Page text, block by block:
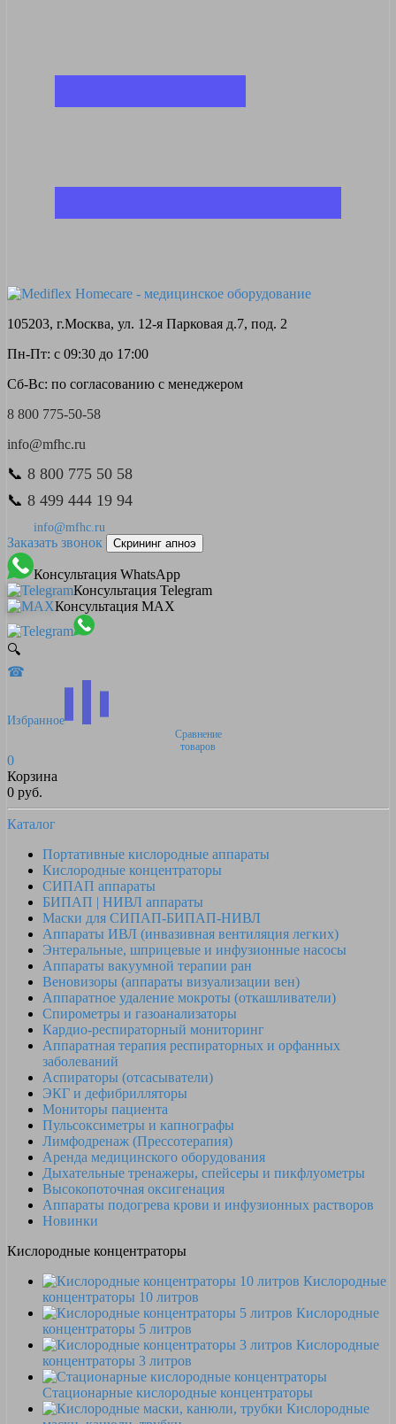
105203, г.Москва, ул. 12-я Парковая д.7, под. 2
Пн-Пт: с 09:30 до 17:00
Сб-Вс: по согласованию с менеджером
8 800 775-50-58
info@mfhc.ru
📞 8 800 775 50 58
📞 8 499 444 19 94
info@mfhc.ru
Заказать звонок Скрининг апноэ
Консультация WhatsApp
Консультация Telegram
Консультация MAX
🔍
☎
Избранное
Сравнение
товаров
0
Корзина
0 руб.
Каталог
Портативные кислородные аппараты
Кислородные концентраторы
СИПАП аппараты
БИПАП | НИВЛ аппараты
Маски для СИПАП-БИПАП-НИВЛ
Аппараты ИВЛ (инвазивная вентиляция легких)
Энтеральные, шприцевые и инфузионные насосы
Аппараты вакуумной терапии ран
Веновизоры (аппараты визуализации вен)
Аппаратное удаление мокроты (откашливатели)
Спирометры и газоанализаторы
Кардио-респираторный мониторинг
Аппаратная терапия респираторных и орфанных
заболеваний
Аспираторы (отсасыватели)
ЭКГ и дефибрилляторы
Мониторы пациента
Пульсоксиметры и капнографы
Лимфодренаж (Прессотерапия)
Аренда медицинского оборудования
Дыхательные тренажеры, спейсеры и пикфлуометры
Высокопоточная оксигенация
Аппараты подогрева крови и инфузионных растворов
Новинки
Кислородные концентраторы
Кислородные
концентраторы 10 литров
Кислородные
концентраторы 5 литров
Кислородные
концентраторы 3 литров
Стационарные кислородные концентраторы
Кислородные